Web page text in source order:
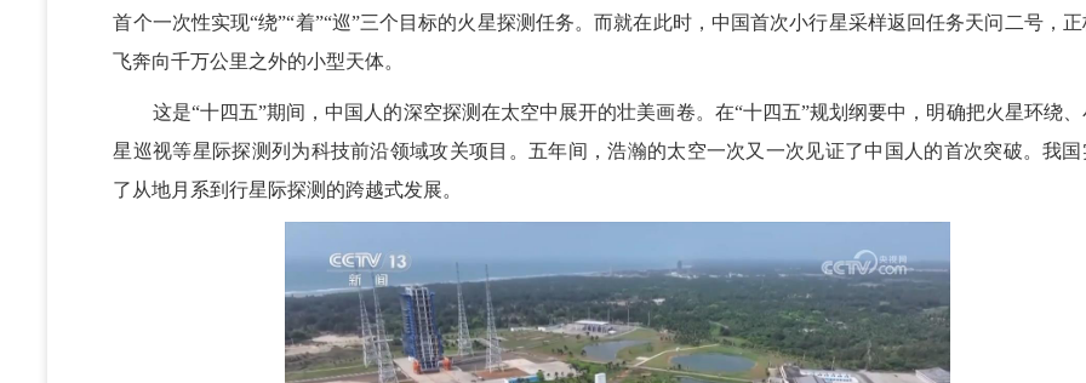
首个一次性实现“绕”“着”“巡”三个目标的火星探测任务。而就在此时，中国首次小行星采样返回任务天问二号，正
飞奔向千万公里之外的小型天体。
这是“十四五”期间，中国人的深空探测在太空中展开的壮美画卷。在“十四五”规划纲要中，明确把火星环绕、
星巡视等星际探测列为科技前沿领域攻关项目。五年间，浩瀚的太空一次又一次见证了中国人的首次突破。我国
了从地月系到行星际探测的跨越式发展。